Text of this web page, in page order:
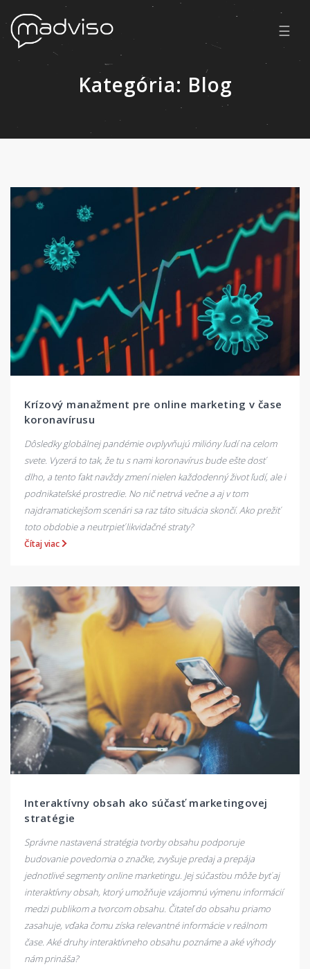
☰
Kategória: Blog
Krízový manažment pre online marketing v čase
koronavírusu
Dôsledky globálnej pandémie ovplyvňujú milióny ľudí na celom
svete. Vyzerá to tak, že tu s nami koronavírus bude ešte dosť
dlho, a tento fakt navždy zmení nielen každodenný život ľudí, ale i
podnikateľské prostredie. No nič netrvá večne a aj v tom
najdramatickejšom scenári sa raz táto situácia skončí. Ako prežiť
toto obdobie a neutrpieť likvidačné straty?
Čítaj viac
Interaktívny obsah ako súčasť marketingovej
stratégie
Správne nastavená stratégia tvorby obsahu podporuje
budovanie povedomia o značke, zvyšuje predaj a prepája
jednotlivé segmenty online marketingu. Jej súčasťou môže byť aj
interaktívny obsah, ktorý umožňuje vzájomnú výmenu informácií
medzi publikom a tvorcom obsahu. Čitateľ do obsahu priamo
zasahuje, vďaka čomu získa relevantné informácie v reálnom
čase. Aké druhy interaktívneho obsahu poznáme a aké výhody
nám prináša?